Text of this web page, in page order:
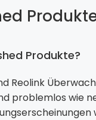
Produkte?
Reolink
problemlos wie